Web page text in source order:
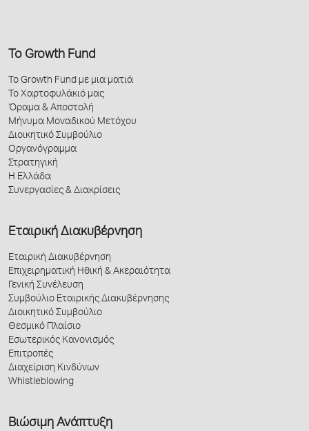
Το Growth Fund
Το Growth Fund με μια ματιά
Το Χαρτοφυλάκιό μας
Όραμα & Αποστολή
Μήνυμα Μοναδικού Μετόχου
Διοικητικό Συμβούλιο
Οργανόγραμμα
Στρατηγική
Η Ελλάδα
Συνεργασίες & Διακρίσεις
Εταιρική Διακυβέρνηση
Εταιρική Διακυβέρνηση
Επιχειρηματική Ηθική & Ακεραιότητα
Γενική Συνέλευση
Συμβούλιο Εταιρικής Διακυβέρνησης
Διοικητικό Συμβούλιο
Θεσμικό Πλαίσιο
Εσωτερικός Κανονισμός
Επιτροπές
Διαχείριση Κινδύνων
Whistleblowing
Βιώσιμη Ανάπτυξη